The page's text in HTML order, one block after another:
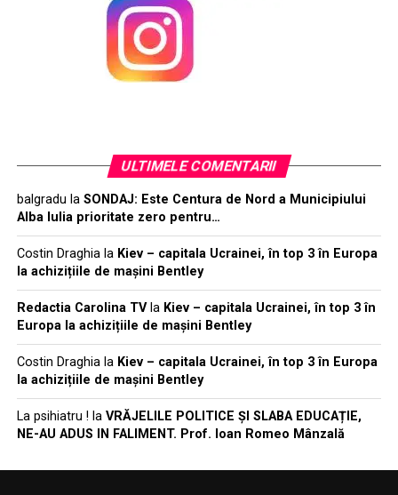
ULTIMELE COMENTARII
balgradu la SONDAJ: Este Centura de Nord a Municipiului
Alba Iulia prioritate zero pentru…
Costin Draghiala Kiev – capitala Ucrainei, în top 3 în Europa
la achizițiile de mașini Bentley
Redactia Carolina TVla Kiev – capitala Ucrainei, în top 3 în
Europa la achizițiile de mașini Bentley
Costin Draghiala Kiev – capitala Ucrainei, în top 3 în Europa
la achizițiile de mașini Bentley
La psihiatru ! la VRĂJELILE POLITICE ȘI SLABA EDUCAȚIE,
NE-AU ADUS IN FALIMENT. Prof. Ioan Romeo Mânzală